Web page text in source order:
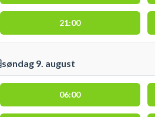
21:00
søndag 9. august
06:00